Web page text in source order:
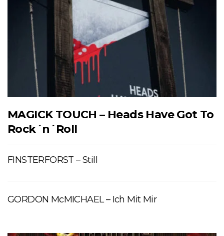
MAGICK TOUCH – Heads Have Got To
Rock´n´Roll
FINSTERFORST – Still
GORDON McMICHAEL – Ich Mit Mir